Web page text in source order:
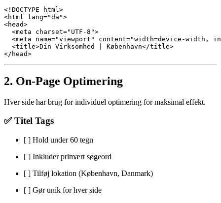
<!DOCTYPE html>
<html lang="da">
<head>
  <meta charset="UTF-8">
<meta name="viewport" content="width=device-width,
  <title>Din Virksomhed | København</title>
2. On-Page Optimering
Hver side har brug for individuel optimering for maksimal effekt.
✅ Titel Tags
[ ] Hold under 60 tegn
[ ] Inkluder primært søgeord
[ ] Tilføj lokation (København, Danmark)
[ ] Gør unik for hver side